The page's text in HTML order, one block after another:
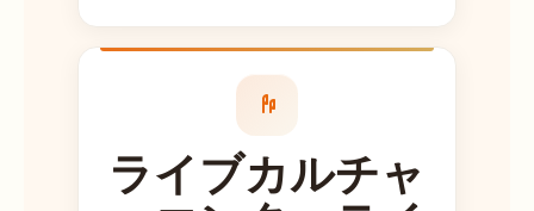
した!!!!いかなる
ビデオや写真も
ライブカルチャ